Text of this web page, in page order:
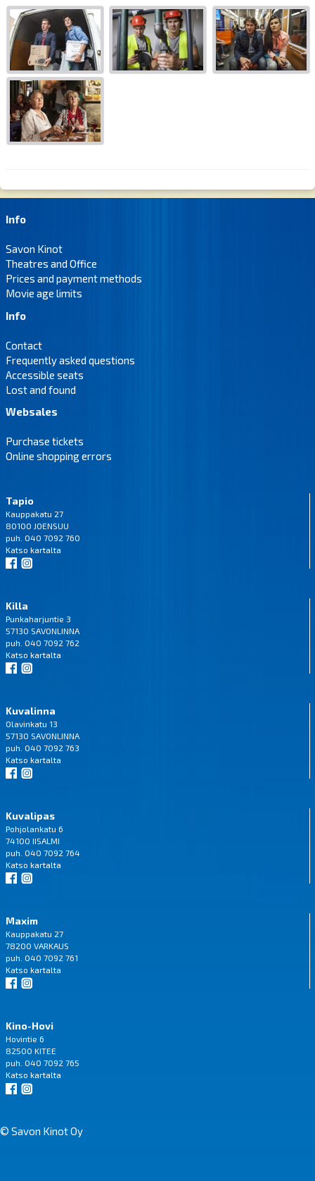
Info
Savon Kinot
Theatres and Office
Prices and payment methods
Movie age limits
Info
Contact
Frequently asked questions
Accessible seats
Lost and found
Websales
Purchase tickets
Online shopping errors
Tapio
Kauppakatu 27
80100 JOENSUU
puh. 040 7092 760
Katso kartalta
Killa
Punkaharjuntie 3
57130 SAVONLINNA
puh. 040 7092 762
Katso kartalta
Kuvalinna
Olavinkatu 13
57130 SAVONLINNA
puh. 040 7092 763
Katso kartalta
Kuvalipas
Pohjolankatu 6
74100 IISALMI
puh. 040 7092 764
Katso kartalta
Maxim
Kauppakatu 27
78200 VARKAUS
puh. 040 7092 761
Katso kartalta
Kino-Hovi
Hovintie 6
82500 KITEE
puh. 040 7092 765
Katso kartalta
© Savon Kinot Oy